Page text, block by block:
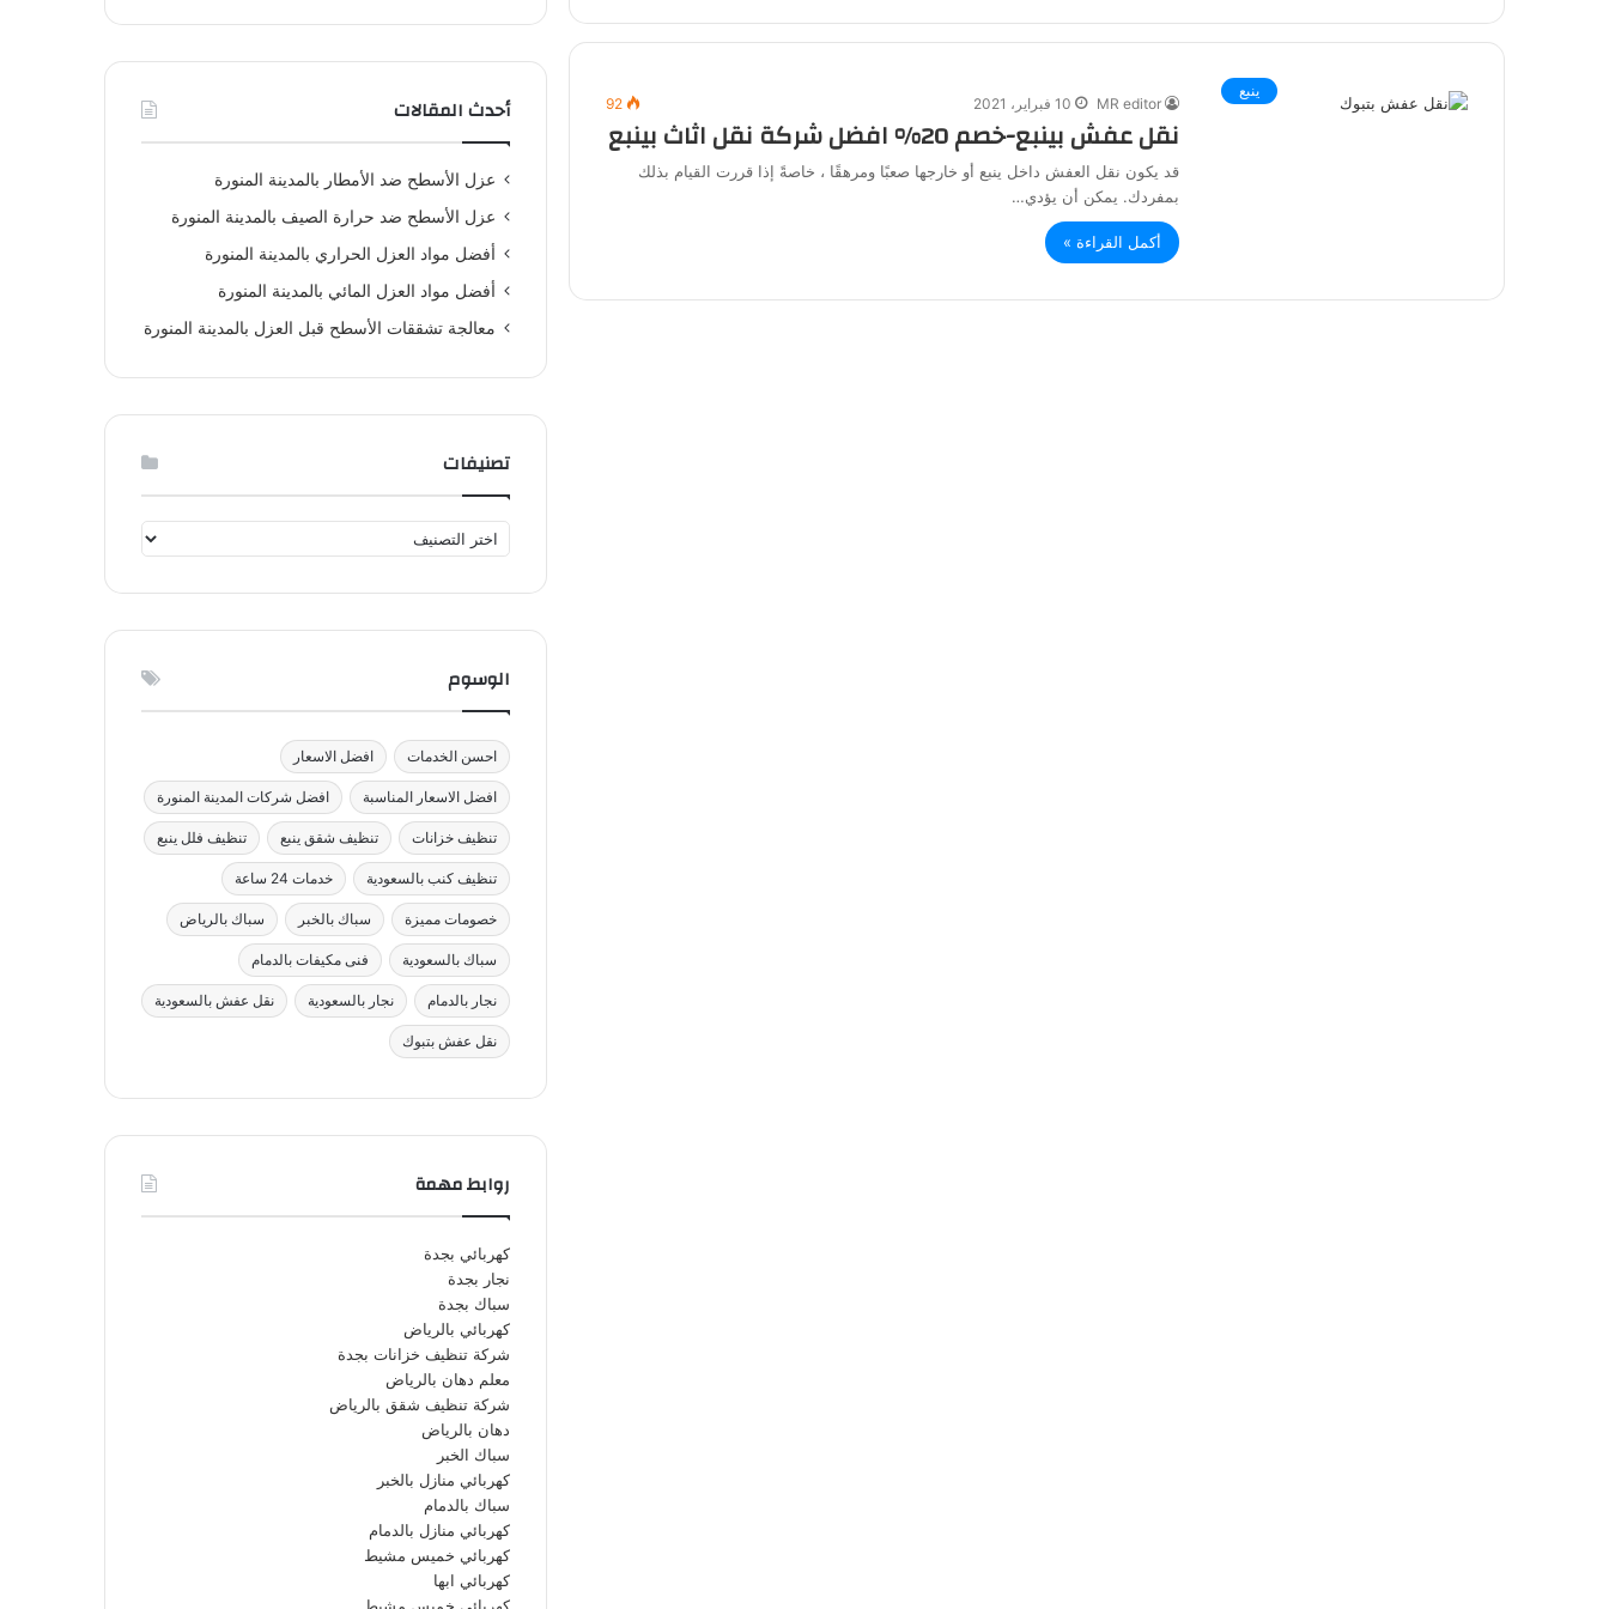
ينبع
MR editor 10 فبراير، 2021 92
نقل عفش بينبع-خصم 20% افضل شركة نقل اثاث بينبع
قد يكون نقل العفش داخل ينبع أو خارجها صعبًا ومرهقًا ، خاصةً إذا قررت القيام بذلك
بمفردك. يمكن أن يؤدي…
أكمل القراءة »
ح
أحدث المقالات
عزل الأسطح ضد الأمطار بالمدينة المنورة
عزل الأسطح ضد حرارة الصيف بالمدينة المنورة
أفضل مواد العزل الحراري بالمدينة المنورة
أفضل مواد العزل المائي بالمدينة المنورة
معالجة تشققات الأسطح قبل العزل بالمدينة المنورة
تصنيفات
ص
ف
ت
الوسوم
احسن الخدمات افضل الاسعار
افضل الاسعار المناسبة افضل شركات المدينة المنورة
تنظيف خزانات تنظيف شقق ينبع تنظيف فلل ينبع
تنظيف كنب بالسعودية خدمات 24 ساعة
خصومات مميزة سباك بالخبر سباك بالرياض
سباك بالسعودية فنى مكيفات بالدمام
نجار بالدمام نجار بالسعودية نقل عفش بالسعودية
نقل عفش بتبوك
روابط مهمة
كهربائي بجدة
نجار بجدة
سباك بجدة
كهربائي بالرياض
شركة تنظيف خزانات بجدة
معلم دهان بالرياض
شركة تنظيف شقق بالرياض
دهان بالرياض
سباك الخبر
كهربائي منازل بالخبر
سباك بالدمام
كهربائي منازل بالدمام
كهربائي خميس مشيط
كهربائي ابها